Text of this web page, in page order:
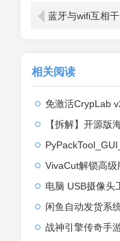
相关阅读
免激活CrypLab v2.0加密
【拆解】开源版
VivaCut解锁高级版
电脑 USB摄像头
闲鱼自动发货系
战神引擎传奇手游【大唐冰雪完整版裤衩